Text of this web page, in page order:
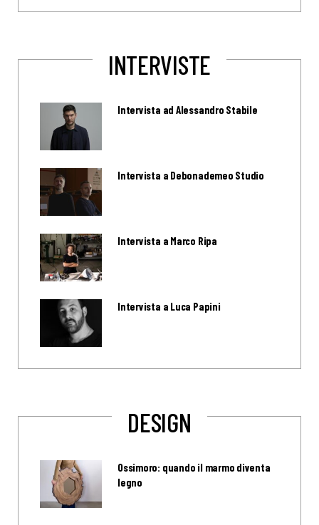
INTERVISTE
Intervista ad Alessandro Stabile
Intervista a Debonademeo Studio
Intervista a Marco Ripa
Intervista a Luca Papini
DESIGN
Ossimoro: quando il marmo diventa
legno